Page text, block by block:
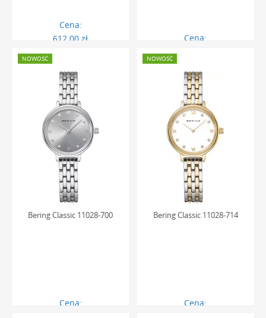
Cena:
612.00 zł
Cena:
Bering Classic 11028-700
Cena:
NOWOŚĆ
Bering Classic 11028-714
Cena:
NOWOŚĆ